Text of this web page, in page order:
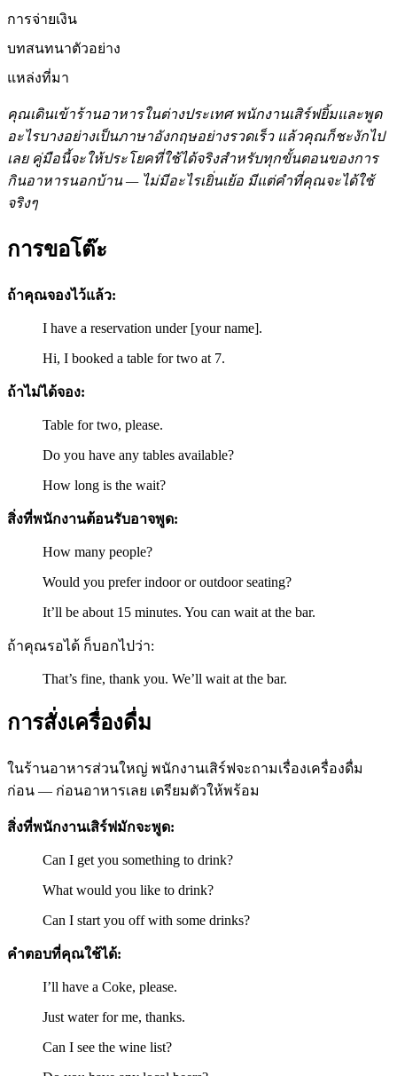
การจ่ายเงิน
บทสนทนาตัวอย่าง
แหล่งที่มา
คุณเดินเข้าร้านอาหารในต่างประเทศ พนักงานเสิร์ฟยิ้มและพูด
อะไรบางอย่างเป็นภาษาอังกฤษอย่างรวดเร็ว แล้วคุณก็ชะงักไป
เลย คู่มือนี้จะให้ประโยคที่ใช้ได้จริงสำหรับทุกขั้นตอนของการ
กินอาหารนอกบ้าน — ไม่มีอะไรเยิ่นเย้อ มีแต่คำที่คุณจะได้ใช้
จริงๆ
การขอโต๊ะ
ถ้าคุณจองไว้แล้ว:
I have a reservation under [your name].
Hi, I booked a table for two at 7.
ถ้าไม่ได้จอง:
Table for two, please.
Do you have any tables available?
How long is the wait?
สิ่งที่พนักงานต้อนรับอาจพูด:
How many people?
Would you prefer indoor or outdoor seating?
It’ll be about 15 minutes. You can wait at the bar.
ถ้าคุณรอได้ ก็บอกไปว่า:
That’s fine, thank you. We’ll wait at the bar.
การสั่งเครื่องดื่ม
ในร้านอาหารส่วนใหญ่ พนักงานเสิร์ฟจะถามเรื่องเครื่องดื่ม
ก่อน — ก่อนอาหารเลย เตรียมตัวให้พร้อม
สิ่งที่พนักงานเสิร์ฟมักจะพูด:
Can I get you something to drink?
What would you like to drink?
Can I start you off with some drinks?
คำตอบที่คุณใช้ได้:
I’ll have a Coke, please.
Just water for me, thanks.
Can I see the wine list?